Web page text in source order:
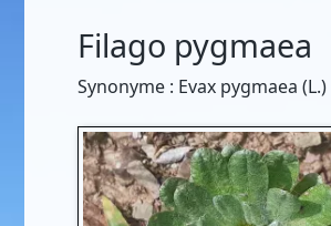
Filago pygmaea
Synonyme : Evax pygmaea